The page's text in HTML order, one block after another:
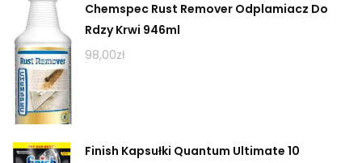
Chemspec Rust Remover Odplamiacz Do
Rdzy Krwi 946ml
98,00zł
Finish Kapsułki Quantum Ultimate 10